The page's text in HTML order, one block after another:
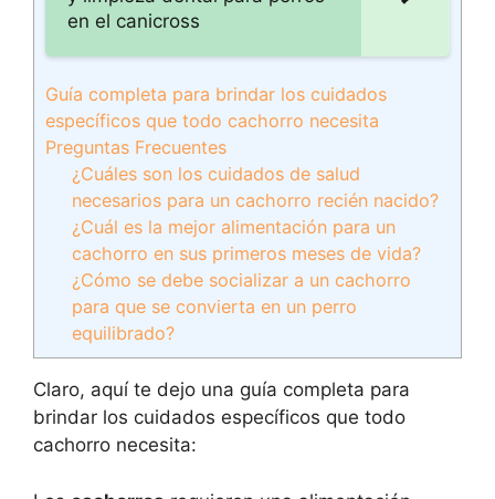
en el canicross
Guía completa para brindar los cuidados
específicos que todo cachorro necesita
Preguntas Frecuentes
¿Cuáles son los cuidados de salud
necesarios para un cachorro recién nacido?
¿Cuál es la mejor alimentación para un
cachorro en sus primeros meses de vida?
¿Cómo se debe socializar a un cachorro
para que se convierta en un perro
equilibrado?
Claro, aquí te dejo una guía completa para
brindar los cuidados específicos que todo
cachorro necesita: